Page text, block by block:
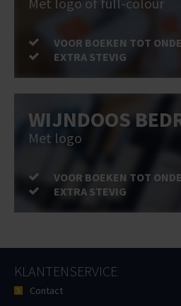
VOOR BOEKEN TOT
EXTRA STEVIG
WIJNDOOS
Met logo
VOOR BOEKEN TOT
EXTRA STEVIG
KLANTENSERVICE
Contact